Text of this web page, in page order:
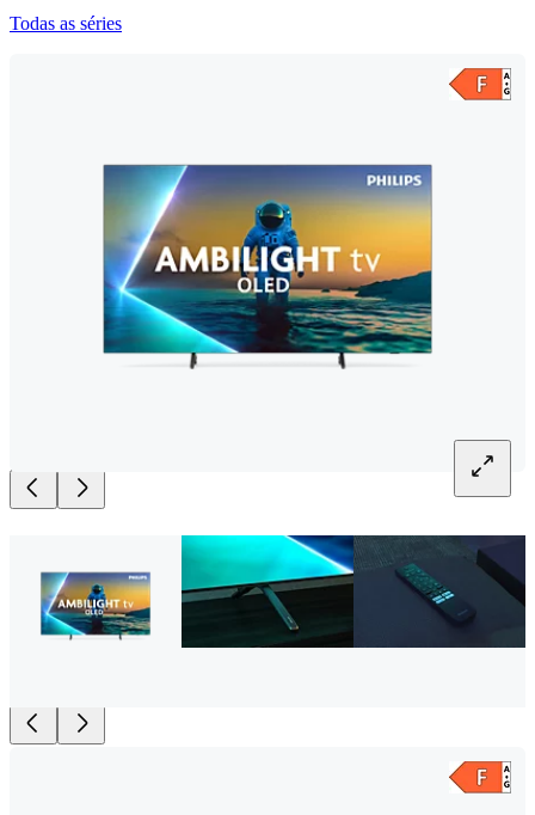
Todas as séries